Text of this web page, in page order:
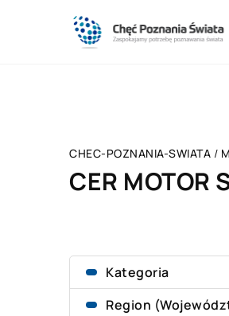
CHEC-POZNANIA-SWIATA /
CER MOTOR
Kategoria
Region